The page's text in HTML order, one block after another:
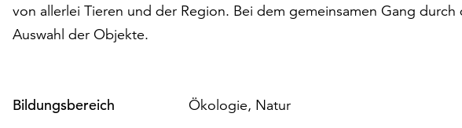
von allerlei Tieren und der Region. Bei dem gemeinsamen Gang
Auswahl der Objekte.
Bildungsbereich
Ökologie, Natur